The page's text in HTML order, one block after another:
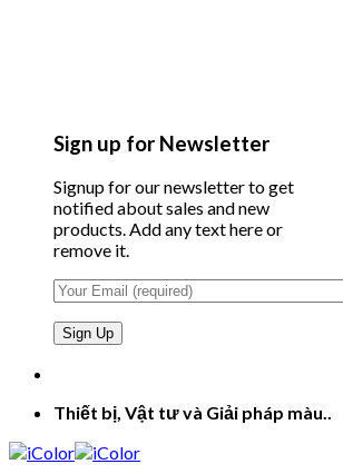
Sign up for Newsletter
Signup for our newsletter to get
notified about sales and new
products. Add any text here or
remove it.
Thiết bị, Vật tư và Giải pháp màu..